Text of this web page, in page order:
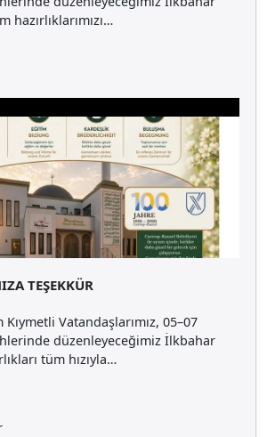
TEŞEKKÜR
Vatandaşlarımız, 05–07
düzenleyeceğimiz İlkbahar
tüm hızıyla…